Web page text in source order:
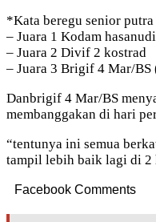
*Kata beregu senior
– Juara 1 Kodam
– Juara 2 Divif 2 kostrad
– Juara 3 Brigif 4 Mar/BS
Danbrigif 4 Mar/BS
membanggakan di hari
“tentunya ini semua
tampil lebih baik lagi di 2
Facebook Comments